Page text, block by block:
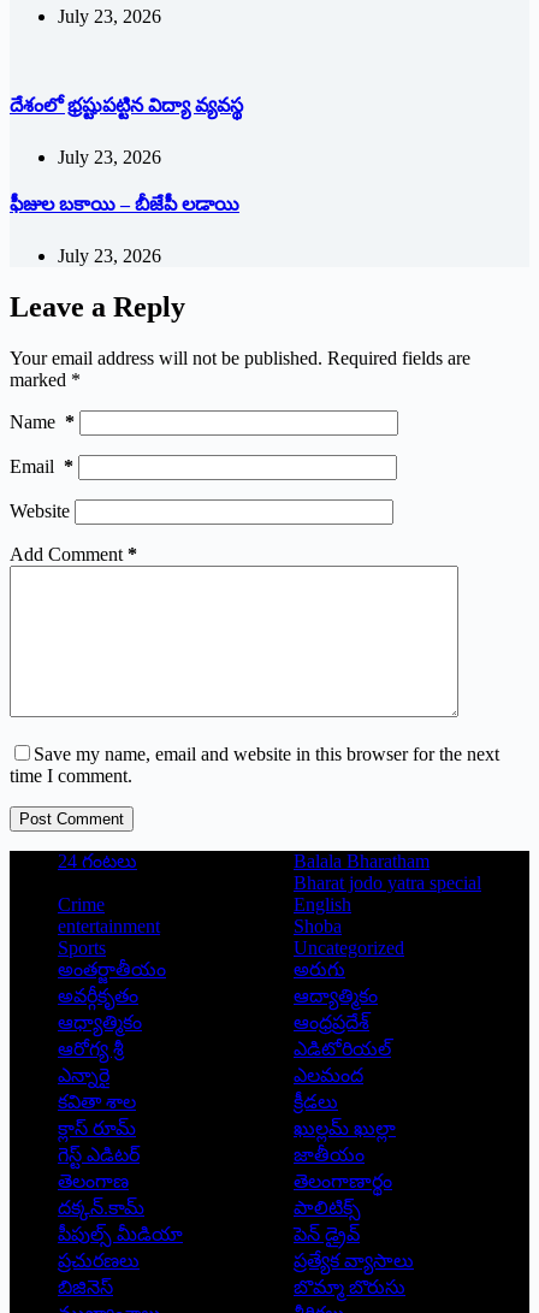
July 23, 2026
దేశంలో భ్ర‌ష్టుపట్టిన విద్యా వ్యవస్థ
July 23, 2026
ఫీజుల బకాయి – బీజేపీ లడాయి
July 23, 2026
Leave a Reply
Your email address will not be published. Required fields are
marked *
Name *
Email *
Website
Add Comment *
Save my name, email and website in this browser for the next
time I comment.
Post Comment
24 గంటలు
Balala Bharatham
Bharat jodo yatra special
Crime
English
entertainment
Shoba
Sports
Uncategorized
అంతర్జాతీయం
అరుగు
అవర్గీకృతం
ఆద్యాత్మికం
ఆధ్యాత్మికం
ఆంధ్రప్రదేశ్
ఆరోగ్య శ్రీ
ఎడిటోరియల్
ఎన్నారై
ఎలమంద
కవితా శాల
క్రీడలు
క్లాస్ రూమ్
ఖుల్లమ్ ఖుల్లా
గెస్ట్ ఎడిటర్
జాతీయం
తెలంగాణ
తెలంగాణార్థం
దక్కన్.కామ్
పాలిటిక్స్
పీపుల్స్ ‌మీడియా
పెన్ డ్రైవ్
ప్రచురణలు
ప్రత్యేక వ్యాసాలు
బిజినెస్
బొమ్మా బొరుసు